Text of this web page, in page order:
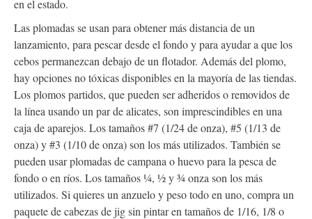
en el estado.
Las plomadas se usan para obtener más distancia de un
lanzamiento, para pescar desde el fondo y para ayudar a que los
cebos permanezcan debajo de un flotador. Además del plomo,
hay opciones no tóxicas disponibles en la mayoría de las tiendas.
Los plomos partidos, que pueden ser adheridos o removidos de
la línea usando un par de alicates, son imprescindibles en una
caja de aparejos. Los tamaños #7 (1/24 de onza), #5 (1/13 de
onza) y #3 (1/10 de onza) son los más utilizados. También se
pueden usar plomadas de campana o huevo para la pesca de
fondo o en ríos. Los tamaños ¼, ½ y ¾ onza son los más
utilizados. Si quieres un anzuelo y peso todo en uno, compra un
paquete de cabezas de jig sin pintar en tamaños de 1/16, 1/8 o